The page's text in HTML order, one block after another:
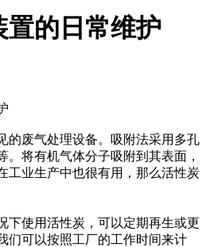
置的日常维护
的废气处理设备。吸附法采用多孔
。将有机气体分子吸附到其表面，
工业生产中也很有用，那么活性炭
下使用活性炭，可以定期再生或更
们可以按照工厂的工作时间来计